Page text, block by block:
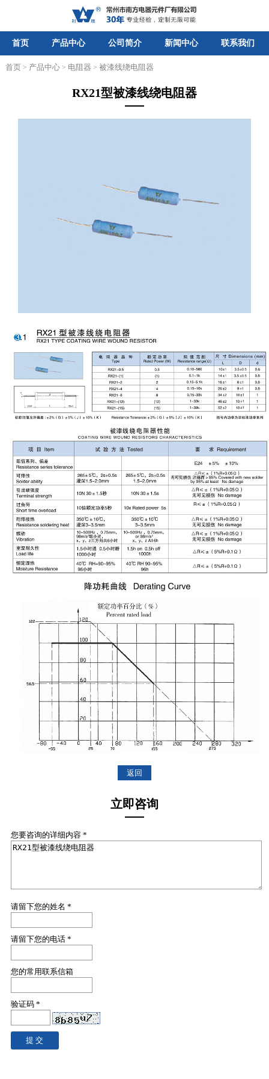
首页 产品中心 公司简介 新闻中心 联系我们
首页> 产品中心> 电阻器 > 被漆线绕电阻器
RX21型被漆线绕电阻器
返回
立即咨询
您要咨询的详细内容 *
请留下您的姓名 *
请留下您的电话 *
您的常用联系信箱
验证码 *